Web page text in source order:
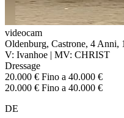
videocam
Oldenburg, Castrone, 4 Anni,
V: Ivanhoe | MV: CHRIST
Dressage
20.000 € Fino a 40.000 €
20.000 € Fino a 40.000 €
DE